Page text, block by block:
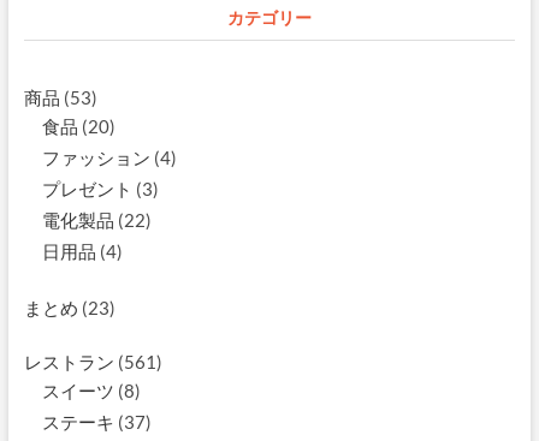
カテゴリー
商品 (53)
食品 (20)
ファッション (4)
プレゼント (3)
電化製品 (22)
日用品 (4)
まとめ (23)
レストラン (561)
スイーツ (8)
ステーキ (37)